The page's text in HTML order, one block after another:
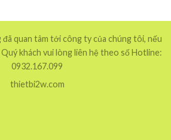
đã quan tâm tới công ty của chúng tôi, nếu
khách vui lòng liên hệ theo số Hotline:
0932.167.099
thietbi2w.com